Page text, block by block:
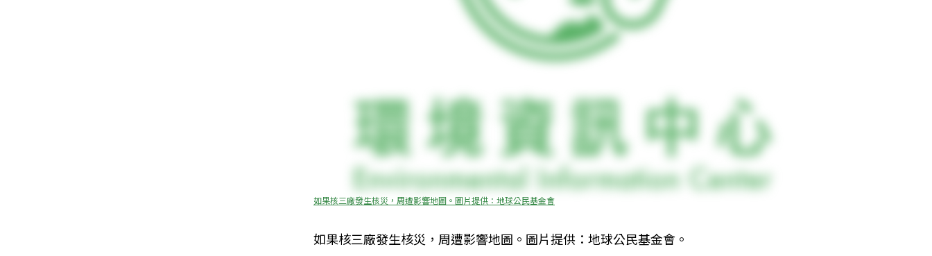
如果核三廠發生核災，周遭影響地圖。圖片提供：地球公民基金會
如果核三廠發生核災，周遭影響地圖。圖片提供：地球公民基金會。